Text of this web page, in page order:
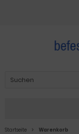
Startseite Warenkorb